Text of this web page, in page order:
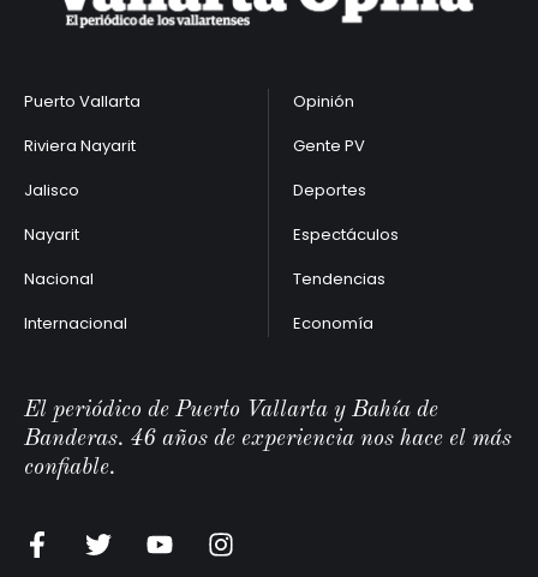
Puerto Vallarta
Riviera Nayarit
Jalisco
Nayarit
Nacional
Internacional
Opinión
Gente PV
Deportes
Espectáculos
Tendencias
Economía
El periódico de Puerto Vallarta y Bahía de
Banderas. 46 años de experiencia nos hace el más
confiable.